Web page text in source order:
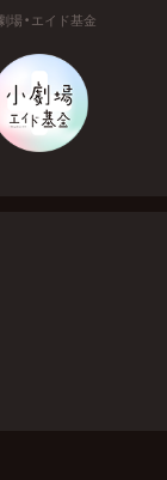
場・エイド基金